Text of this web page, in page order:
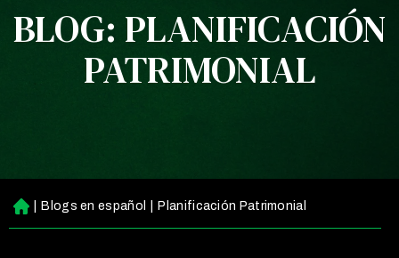
BLOG: PLANIFICACIÓN
PATRIMONIAL
Ini
ci
Blogs en español Planificación Patrimonial